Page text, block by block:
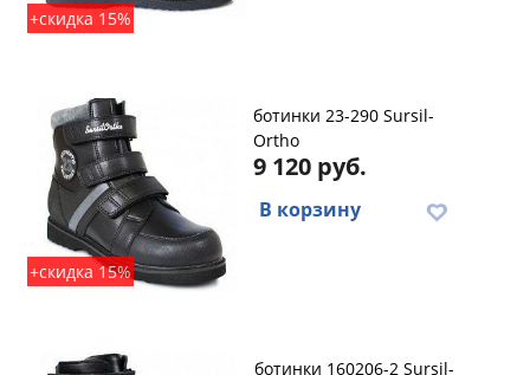
+скидка 15%
+скидка 15%
ботинки 23-290 Sursil-
Ortho
9 120 руб.
В корзину
ботинки 160206-2 Sursil-